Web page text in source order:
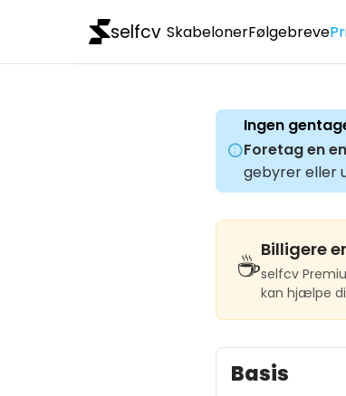
selfcv SkabelonerFølgebreve
Ingen
Foretag en
gebyrer eller
☕Billigere
selfcv
kan hjælpe
Basis